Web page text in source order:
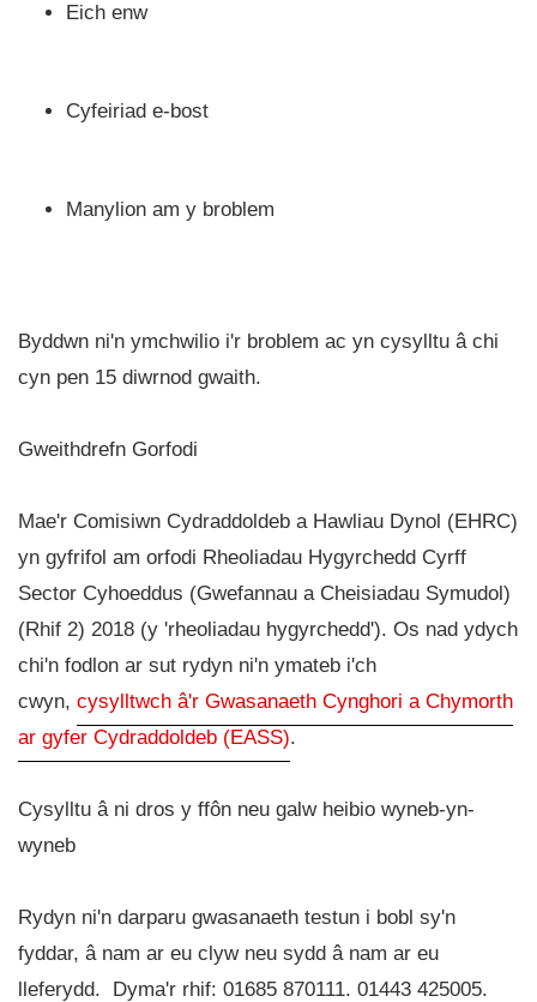
Eich enw
Cyfeiriad e-bost
Manylion am y broblem
Byddwn ni'n ymchwilio i'r broblem ac yn cysylltu â chi
cyn pen 15 diwrnod gwaith.
Gweithdrefn Gorfodi
Mae'r Comisiwn Cydraddoldeb a Hawliau Dynol (EHRC)
yn gyfrifol am orfodi Rheoliadau Hygyrchedd Cyrff
Sector Cyhoeddus (Gwefannau a Cheisiadau Symudol)
(Rhif 2) 2018 (y 'rheoliadau hygyrchedd'). Os nad ydych
chi'n fodlon ar sut rydyn ni'n ymateb i'ch
cwyn, cysylltwch â'r Gwasanaeth Cynghori a Chymorth
ar gyfer Cydraddoldeb (EASS).
Cysylltu â ni dros y ffôn neu galw heibio wyneb-yn-
wyneb
Rydyn ni'n darparu gwasanaeth testun i bobl sy'n
fyddar, â nam ar eu clyw neu sydd â nam ar eu
lleferydd. Dyma'r rhif: 01685 870111. 01443 425005.